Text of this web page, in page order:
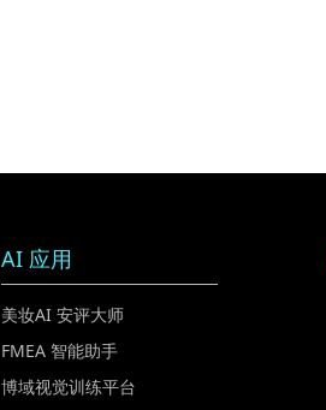
AI 应用
美妆AI 安评大师
FMEA 智能助手
博域视觉训练平台